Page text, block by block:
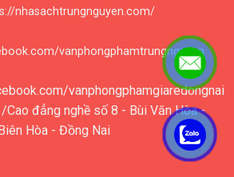
nhasachtrungnguyen.com/
vanphongphamtrungnguyen
vanphongphamgiaredongnai
Cao đẳng nghề số 8 - Bùi Văn Hòa -
Hòa - Đồng Nai
.